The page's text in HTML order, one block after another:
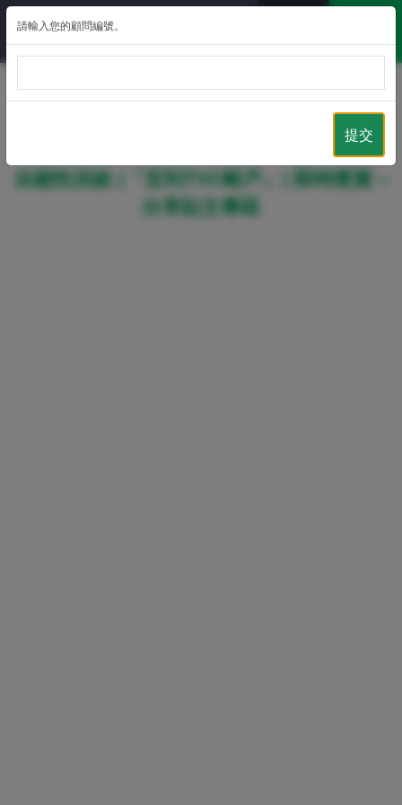
返回
專屬銷售連結 – BuySimple.hk 宏利可扣稅
自願性供款 (「宏利TVC帳戶」) 限時獎賞 –
分享貼文專區
請輸入您的顧問編號。
提交